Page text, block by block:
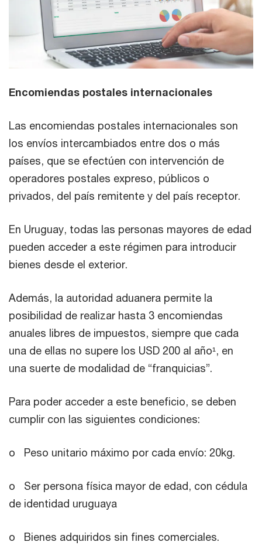
Encomiendas postales internacionales
Las encomiendas postales internacionales son
los envíos intercambiados entre dos o más
países, que se efectúen con intervención de
operadores postales expreso, públicos o
privados, del país remitente y del país receptor.
En Uruguay, todas las personas mayores de edad
pueden acceder a este régimen para introducir
bienes desde el exterior.
Además, la autoridad aduanera permite la
posibilidad de realizar hasta 3 encomiendas
anuales libres de impuestos, siempre que cada
una de ellas no supere los USD 200 al año¹, en
una suerte de modalidad de “franquicias”.
Para poder acceder a este beneficio, se deben
cumplir con las siguientes condiciones:
o Peso unitario máximo por cada envío: 20kg.
o Ser persona física mayor de edad, con cédula
de identidad uruguaya
o Bienes adquiridos sin fines comerciales.